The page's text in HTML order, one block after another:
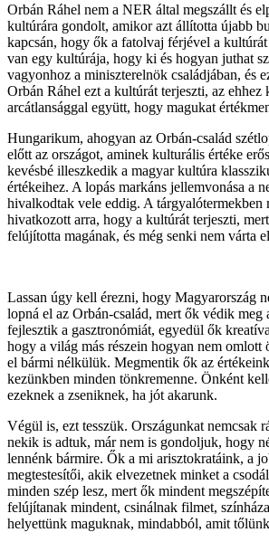
Orbán Ráhel nem a NER által megszállt és
kultúrára gondolt, amikor azt állította újabb
kapcsán, hogy ők a fatolvaj férjével a
van egy kultúrája, hogy ki és hogyan juthat
vagyonhoz a miniszterelnök családjában, és
Orbán Ráhel ezt a kultúrát terjeszti, az ehhez
arcátlansággal együtt, hogy magukat
Hungarikum, ahogyan az Orbán-család
előtt az országot, aminek kulturális értéke
kevésbé illeszkedik a magyar kultúra
értékeihez. A lopás markáns jellemvonása a
hivalkodtak vele eddig. A tárgyalótermekben
hivatkozott arra, hogy a kultúrát terjeszti,
felújította magának, és még senki nem várta
Lassan úgy kell érezni, hogy Magyarország
lopná el az Orbán-család, mert ők védik meg
fejlesztik a gasztronómiát, egyedül ők
hogy a világ más részein hogyan nem omlott
el bármi nélkülük. Megmentik ők az
kezünkben minden tönkremenne. Önként
ezeknek a zseniknek, ha jót akarunk.
Végül is, ezt tesszük. Országunkat nemcsak
nekik is adtuk, már nem is gondoljuk, hogy
lennénk bármire. Ők a mi arisztokratáink, a
megtestesítői, akik elvezetnek minket a
minden szép lesz, mert ők mindent
felújítanak mindent, csinálnak filmet,
helyettünk maguknak, mindabból, amit